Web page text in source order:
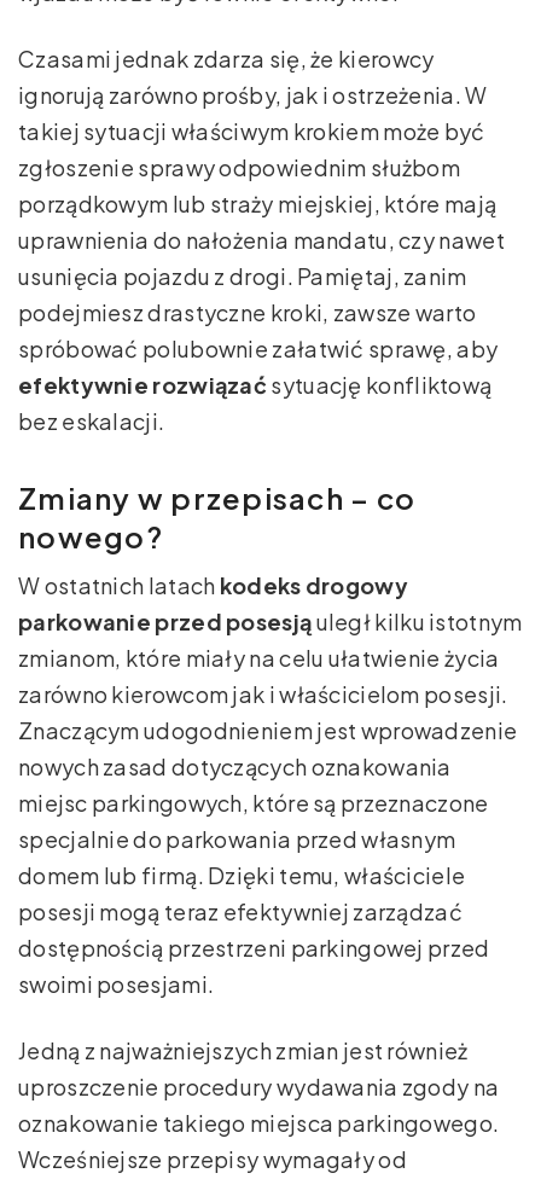
Czasami jednak zdarza się, że kierowcy
ignorują zarówno prośby, jak i ostrzeżenia. W
takiej sytuacji właściwym krokiem może być
zgłoszenie sprawy odpowiednim służbom
porządkowym lub straży miejskiej, które mają
uprawnienia do nałożenia mandatu, czy nawet
usunięcia pojazdu z drogi. Pamiętaj, zanim
podejmiesz drastyczne kroki, zawsze warto
spróbować polubownie załatwić sprawę, aby
efektywnie rozwiązać sytuację konfliktową
bez eskalacji.
Zmiany w przepisach – co
nowego?
W ostatnich latach kodeks drogowy
parkowanie przed posesjąuległ kilku istotnym
zmianom, które miały na celu ułatwienie życia
zarówno kierowcom jak i właścicielom posesji.
Znaczącym udogodnieniem jest wprowadzenie
nowych zasad dotyczących oznakowania
miejsc parkingowych, które są przeznaczone
specjalnie do parkowania przed własnym
domem lub firmą. Dzięki temu, właściciele
posesji mogą teraz efektywniej zarządzać
dostępnością przestrzeni parkingowej przed
swoimi posesjami.
Jedną z najważniejszych zmian jest również
uproszczenie procedury wydawania zgody na
oznakowanie takiego miejsca parkingowego.
Wcześniejsze przepisy wymagały od